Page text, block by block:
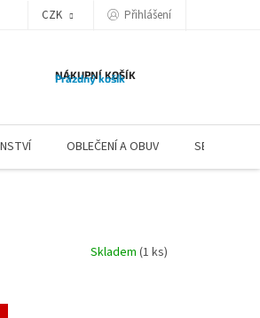
CZK Přihlášení
NÁKUPNÍ KOŠÍK
Prázdný košík
OBLEČENÍ A OBUV SERVIS
Skladem (1 ks)